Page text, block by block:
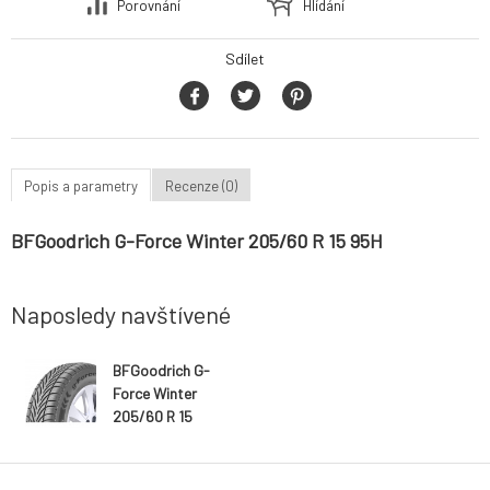
Porovnání Hlídání
Sdílet
Popis a parametry Recenze (0)
BFGoodrich G-Force Winter 205/60 R 15 95H
Naposledy navštívené
BFGoodrich G-
Force Winter
205/60 R 15